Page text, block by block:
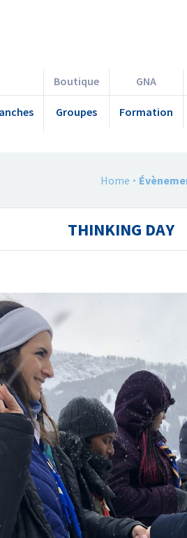
Boutique
Groupes
GNA
Formation
Home
THINKING DAY